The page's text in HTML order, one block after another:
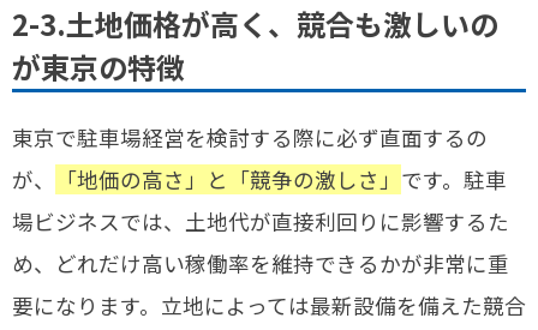
2-3.土地価格が高く、競合も激しいの
が東京の特徴
東京で駐車場経営を検討する際に必ず直面するの
が、
「地価の高さ」と「競争の激しさ」 です。駐車
場ビジネスでは、土地代が直接利回りに影響するた
め、どれだけ高い稼働率を維持できるかが非常に重
要になります。立地によっては最新設備を備えた競合